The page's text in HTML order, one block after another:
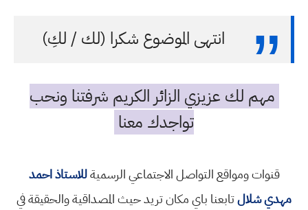
انتهى الموضوع شكرا (لك / لكِ)
مهم لك عزيزي الزائر الكريم شرفتنا ونحب
تواجدك معنا
قنوات ومواقع التواصل الاجتماعي الرسميةللاستاذ احمد
مهدي شلالتابعنا باي مكان تريد حيث المصداقية والحقيقة في